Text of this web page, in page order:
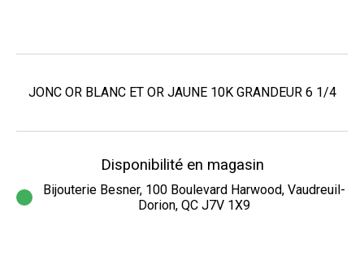
JONC OR BLANC ET OR JAUNE 10K GRANDEUR 6 1/4
Disponibilité en magasin
Bijouterie Besner, 100 Boulevard Harwood, Vaudreuil-
Dorion, QC J7V 1X9